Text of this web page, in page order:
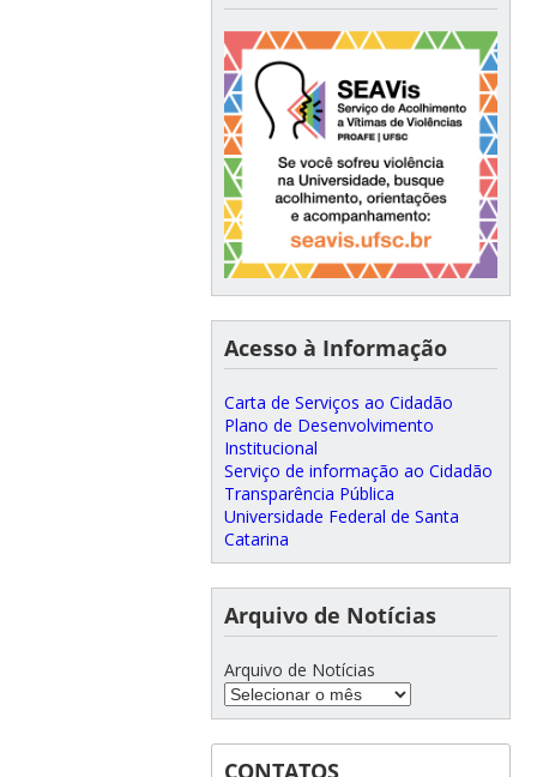
Acesso à Informação
Carta de Serviços ao Cidadão
Plano de Desenvolvimento
Institucional
Serviço de informação ao Cidadão
Transparência Pública
Universidade Federal de Santa
Catarina
Arquivo de Notícias
Arquivo de Notícias